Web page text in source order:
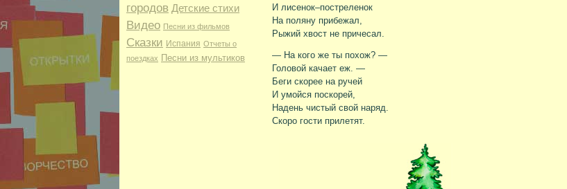
городов Детские стихи
Видео Песни из фильмов
Сказки Испания Отчеты о
поездках Песни из мультиков
И лисенок–постреленок
На поляну прибежал,
Рыжий хвост не причесал.
— На кого же ты похож? —
Головой качает еж. —
Беги скорее на ручей
И умойся поскорей,
Надень чистый свой наряд.
Скоро гости прилетят.